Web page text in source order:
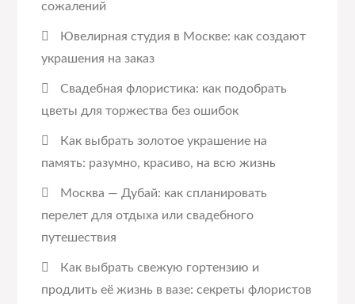
сожалений
Ювелирная студия в Москве: как создают
украшения на заказ
Свадебная флористика: как подобрать
цветы для торжества без ошибок
Как выбрать золотое украшение на
память: разумно, красиво, на всю жизнь
Москва — Дубай: как спланировать
перелет для отдыха или свадебного
путешествия
Как выбрать свежую гортензию и
продлить её жизнь в вазе: секреты флористов